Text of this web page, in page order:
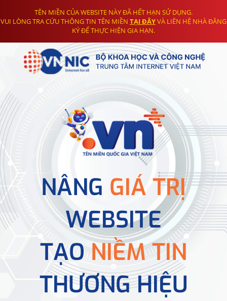
TÊN MIỀN CỦA WEBSITE NÀY ĐÃ HẾT HẠN SỬ DỤNG.
VUI LÒNG TRA CỨU THÔNG TIN TÊN MIỀN TẠI ĐÂYVÀ LIÊN HỆ NHÀ ĐĂNG
KÝ ĐỂ THỰC HIỆN GIA HẠN.
NÂNG GIÁ TRỊ
WEBSITE
TẠONIỀM TIN
THƯƠNG HIỆU